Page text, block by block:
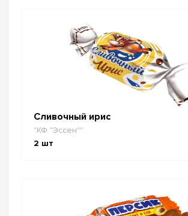
Сливочный ирис
"КФ "Эссен""
2 шт